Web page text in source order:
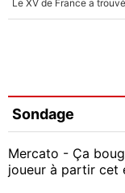
Sondage
Mercato - Ça
joueur à partir cet